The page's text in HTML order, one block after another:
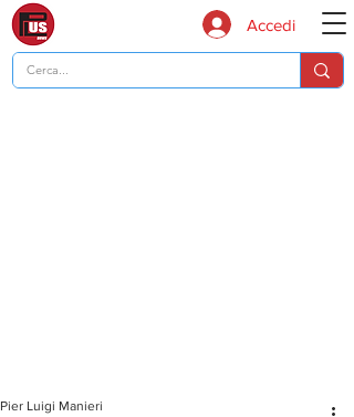
Accedi
Pier Luigi Manieri